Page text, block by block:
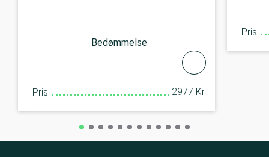
Bedømmelse
Pris 2977 Kr.
Pris